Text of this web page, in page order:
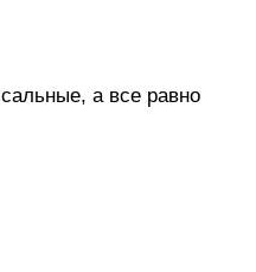
а все равно